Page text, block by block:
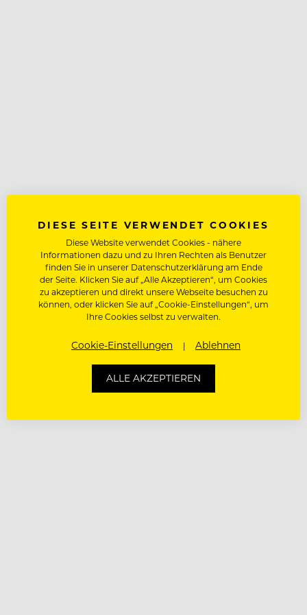
DIESE SEITE VERWENDET COOKIES
Diese Website verwendet Cookies - nähere
Informationen dazu und zu Ihren Rechten als Benutzer
finden Sie in unserer Datenschutzerklärung am Ende
der Seite. Klicken Sie auf „Alle Akzeptieren“, um Cookies
zu akzeptieren und direkt unsere Webseite besuchen zu
können, oder klicken Sie auf „Cookie-Einstellungen“, um
Ihre Cookies selbst zu verwalten.
Cookie-Einstellungen Ablehnen
ALLE AKZEPTIEREN